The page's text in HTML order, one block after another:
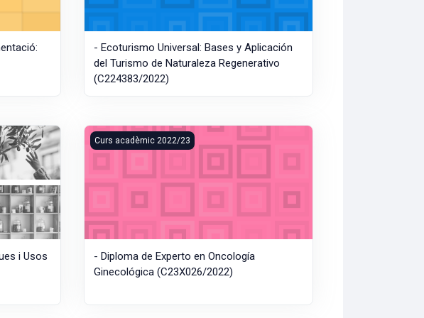
- Ecoturismo Universal: Bases y Aplicación
del Turismo de Naturaleza Regenerativo
(C224383/2022)
i Usos Culinaris de la Fermentació (C224385/2022)
i Usos
- Diploma de Experto en Oncología Ginecológica (C23X026/2022)
Curs acadèmic 2022/23
- Diploma de Experto en Oncología
Ginecológica (C23X026/2022)